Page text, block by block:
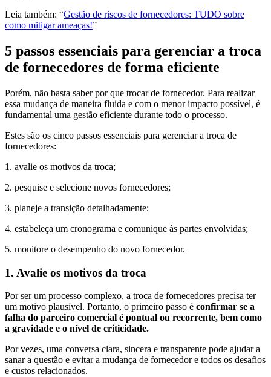
Leia também: “Gestão de riscos de fornecedores: TUDO sobre
como mitigar ameaças!”
5 passos essenciais para gerenciar a troca
de fornecedores de forma eficiente
Porém, não basta saber por que trocar de fornecedor. Para realizar
essa mudança de maneira fluida e com o menor impacto possível, é
fundamental uma gestão eficiente durante todo o processo.
Estes são os cinco passos essenciais para gerenciar a troca de
fornecedores:
1. avalie os motivos da troca;
2. pesquise e selecione novos fornecedores;
3. planeje a transição detalhadamente;
4. estabeleça um cronograma e comunique às partes envolvidas;
5. monitore o desempenho do novo fornecedor.
1. Avalie os motivos da troca
Por ser um processo complexo, a troca de fornecedores precisa ter
um motivo plausível. Portanto, o primeiro passo é confirmar se a
falha do parceiro comercial é pontual ou recorrente, bem como
a gravidade e o nível de criticidade.
Por vezes, uma conversa clara, sincera e transparente pode ajudar a
sanar a questão e evitar a mudança de fornecedor e todos os desafios
e custos relacionados.